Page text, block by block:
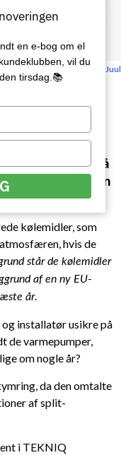
2022 / Skrevet af:
Kristian Juul
TEKNIQ
kølemiddel i
skal udfases.
information, så
for brugen
kølemidler, som
hvis de
står de kølemidler
af en ny EU-
år.
installatør usikre på
de varmepumper,
om nogle år?
da den omtalte
af split-
i TEKNIQ
en e‑bog om el
vil du
tirsdag.📚